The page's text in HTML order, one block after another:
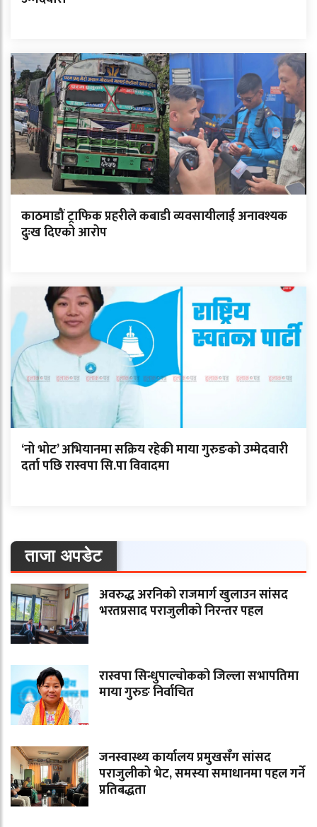
काठमाडौं ट्राफिक प्रहरीले कबाडी व्यवसायीलाई अनावश्यक
दुःख दिएको आरोप
‘नो भोट’ अभियानमा सक्रिय रहेकी माया गुरुङको उम्मेदवारी
दर्ता पछि रास्वपा सि.पा विवादमा
ताजा अपडेट
अवरुद्ध अरनिको राजमार्ग खुलाउन सांसद
भरतप्रसाद पराजुलीको निरन्तर पहल
रास्वपा सिन्धुपाल्चोकको जिल्ला सभापतिमा
माया गुरुङ निर्वाचित
जनस्वास्थ्य कार्यालय प्रमुखसँग सांसद
पराजुलीको भेट, समस्या समाधानमा पहल गर्ने
प्रतिबद्धता